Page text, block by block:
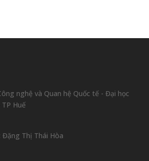
nghệ và Quan hệ Quốc tế - Đại học
Huế
Thị Thái Hòa